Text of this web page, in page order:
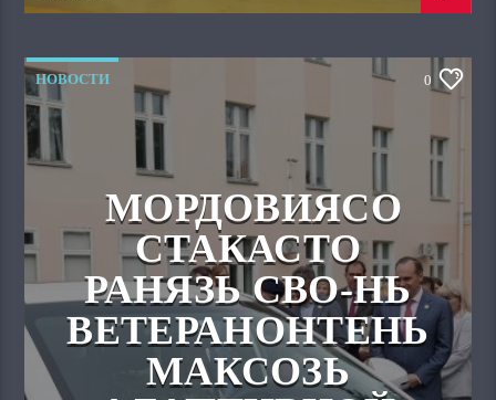
НОВОСТИ 0
МОРДОВИЯСО
СТАКАСТО
РАНЯЗЬ СВО-НЬ
ВЕТЕРАНОНТЕНЬ
МАКСОЗЬ